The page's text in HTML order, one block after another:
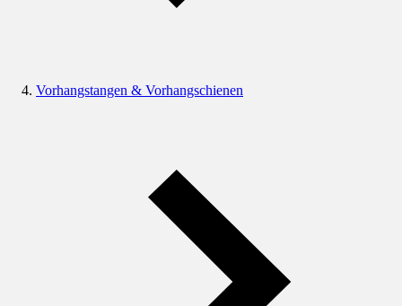
Vorhangstangen & Vorhangschienen